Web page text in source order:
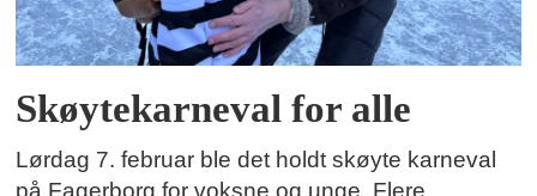
Skøytekarneval for alle
Lørdag 7. februar ble det holdt skøyte karneval
på Fagerborg for voksne og unge. Flere